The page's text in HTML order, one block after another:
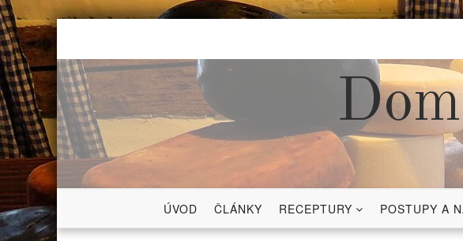
Skip
content
ÚVOD ČLÁNKY RECEPTURY POSTUPY A